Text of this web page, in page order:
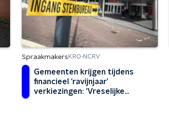
Spraakmakers KRO-NCRV
Gemeenten krijgen tijdens
financieel 'ravijnjaar'
verkiezingen: 'Vreselijke